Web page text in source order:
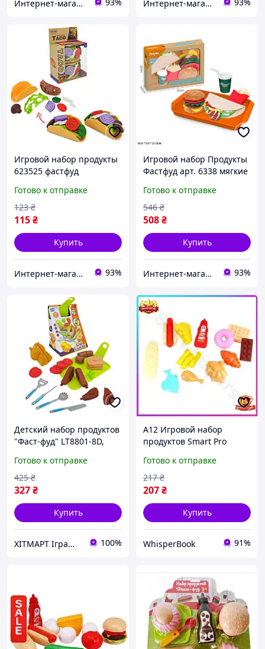
Интернет-магазин "TorgZp" Интернет-магазин "TorgZp"
Игровой набор продукты
623525 фастфуд
Готово к отправке
115₴
123 ₴
Купить
Интернет-магазин "TorgZp" 93%
Игровой набор Продукты
Фастфуд арт. 6338 мягкие
Готово к отправке
508₴
546 ₴
Купить
Интернет-магазин "TorgZp" 93%
Детский набор продуктов
"Фаст-фуд" LT8801-8D,
Іграшки
Готово к отправке
327₴
425 ₴
Купить
ХІТМАРТ Іграшки 100%
A12 Игровой набор
продуктов Smart Pro
пластика разноцветный
для игры в магазин и
MAX14
Готово к отправке
207₴
217 ₴
Купить
WhisperBook 91%